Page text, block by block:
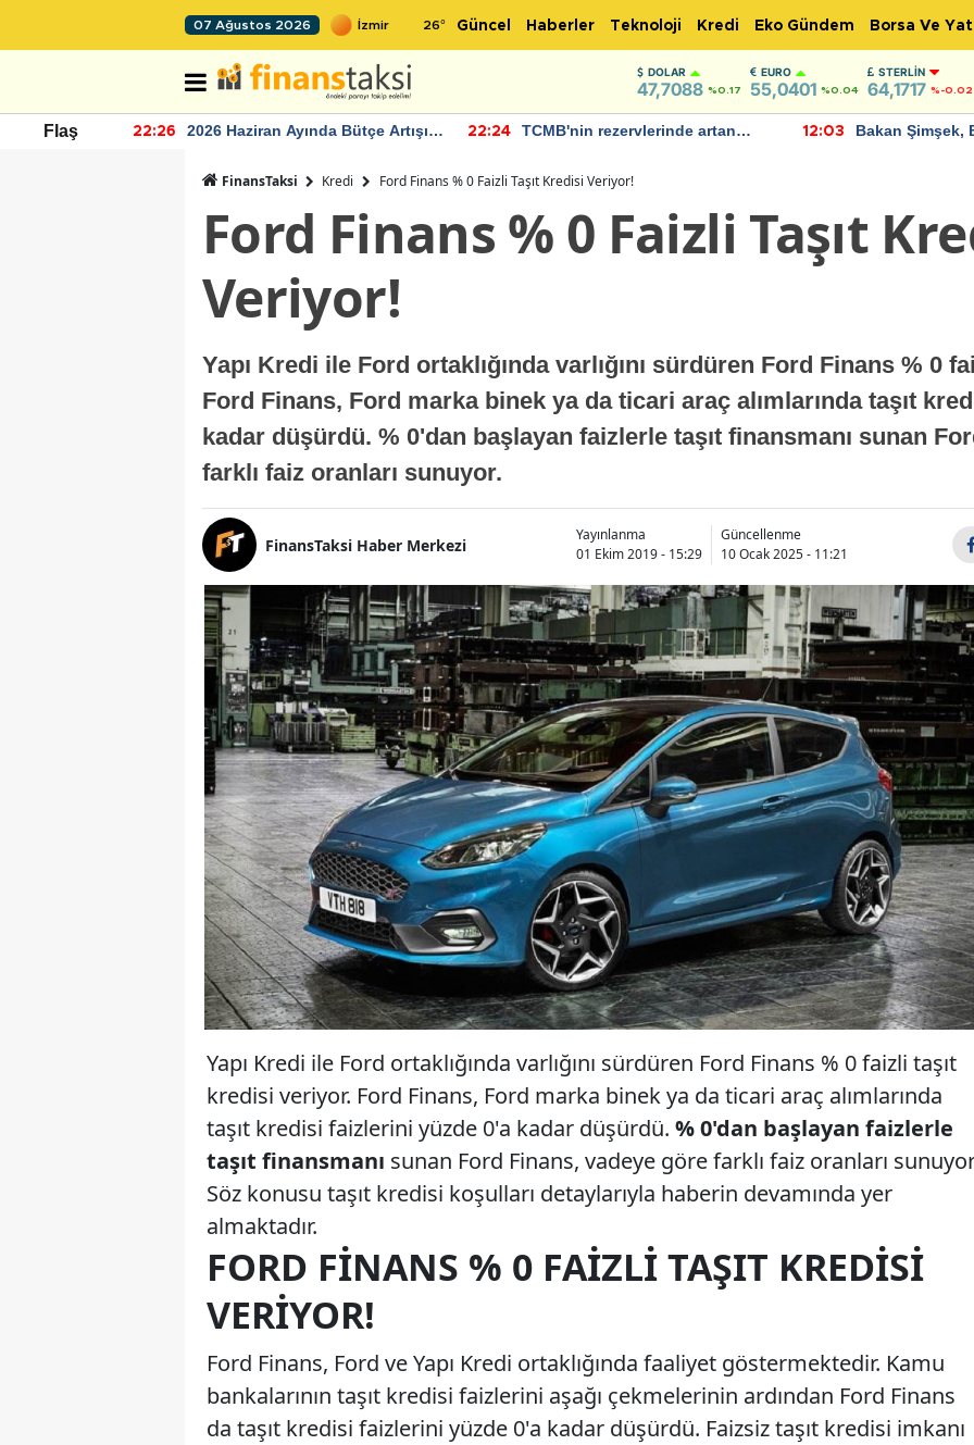
07 Ağustos 2026 26° Güncel Haberler Teknoloji Kredi Eko Gündem Borsa Ve
DOLAR
47,7088 %0.17
EURO
55,0401 %0.04
STERLIN
64,1717 %-0.02
Flaş 22:26
2026 Haziran Ayında Bütçe Artışı
22:24
TCMB'nin rezervlerinde artan
12:03
Bakan Şimşek,
FinansTaksi Kredi Ford Finans % 0 Faizli Taşıt Kredisi Veriyor!
Ford Finans % 0 Faizli Taşıt
Veriyor!
Yapı Kredi ile Ford ortaklığında varlığını sürdüren Ford Finans % 0
Ford Finans, Ford marka binek ya da ticari araç alımlarında taşıt
kadar düşürdü. % 0'dan başlayan faizlerle taşıt finansmanı sunan
farklı faiz oranları sunuyor.
FinansTaksi Haber Merkezi
Yayınlanma
01 Ekim 2019 - 15:29
Güncellenme
10 Ocak 2025 - 11:21
Yapı Kredi ile Ford ortaklığında varlığını sürdüren Ford Finans % 0 faizli taşıt
kredisi veriyor. Ford Finans, Ford marka binek ya da ticari araç alımlarında
taşıt kredisi faizlerini yüzde 0'a kadar düşürdü. % 0'dan başlayan faizlerle
taşıt finansmanı sunan Ford Finans, vadeye göre farklı faiz oranları
Söz konusu taşıt kredisi koşulları detaylarıyla haberin devamında yer
almaktadır.
FORD FINANS % 0 FAIZLI TAŞIT KREDISI
VERIYOR!
Ford Finans, Ford ve Yapı Kredi ortaklığında faaliyet göstermektedir. Kamu
bankalarının taşıt kredisi faizlerini aşağı çekmelerinin ardından Ford Finans
da taşıt kredisi faizlerini yüzde 0'a kadar düşürdü. Faizsiz taşıt kredisi imkanı